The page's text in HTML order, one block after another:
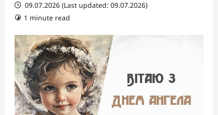
09.07.2026 (Last updated: 09.07.2026)
1 minute read